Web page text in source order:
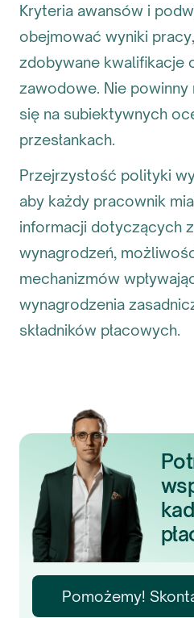
Kryteria awansów i
obejmować wyniki
zdobywane kwalifikacje
zawodowe. Nie
się na subiektywnych
przesłankach.
Przejrzystość polityki
aby każdy pracownik
informacji dotyczących
wynagrodzeń,
mechanizmów
wynagrodzenia
składników płacowych.
Pomożemy!